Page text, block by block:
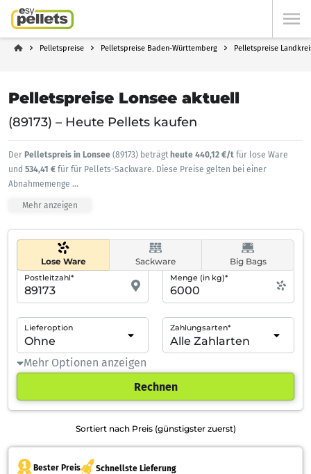
Pelletspreise Pelletspreise Baden-Württemberg Pelletspreise
Pelletspreise Lonsee aktuell
(89173) – Heute Pellets kaufen
Der Pelletspreis in Lonsee (89173) beträgt heute 440,12 €/t für lose Ware
und 534,41 € für für Pellets-Sackware. Diese Preise gelten bei einer
Abnahmemenge ...
Mehr anzeigen
Lose Ware Sackware Big Bags
Postleitzahl* Menge (in kg)*
Lieferoption Zahlungsarten*
Mehr Optionen anzeigen
Rechnen
Sortiert nach Preis (günstigster zuerst)
Bester Preis Schnellste Lieferung